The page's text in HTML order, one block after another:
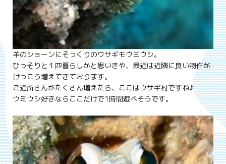
羊のショーンにそっくりのウサギモウミウシ。
ひっそりと１匹暮らしかと思いきや、最近は近隣に良い物件が
けっこう増えてきております。
ご近所さんがたくさん増えたら、ここはウサギ村ですね♪
ウミウシ好きならここだけで1時間遊べそうです。